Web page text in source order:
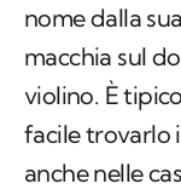
nome dalla
macchia sul
violino. È
facile trovarlo
anche nelle